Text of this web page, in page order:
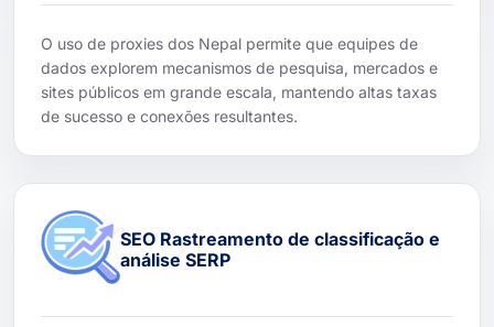
O uso de proxies dos Nepal permite que equipes de
dados explorem mecanismos de pesquisa, mercados e
sites públicos em grande escala, mantendo altas taxas
de sucesso e conexões resultantes.
SEO Rastreamento de classificação e
análise SERP